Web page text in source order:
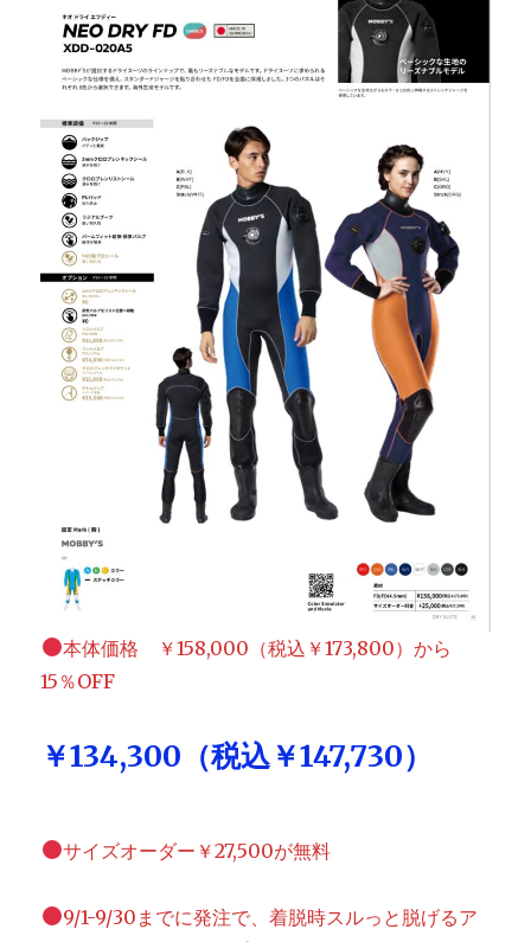
本体価格 ￥158,000（税込￥173,800）から
15％OFF
￥134,300（税込￥147,730）
サイズオーダー￥27,500が無料
9/1-9/30までに発注で、着脱時スルっと脱げるア